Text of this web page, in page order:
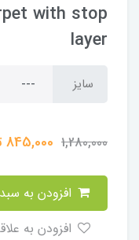
with stop
layer
سایز
1,280,000
845,000